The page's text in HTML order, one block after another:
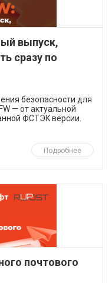
выпуск,
сразу по
безопасности для
— от актуальной
ФСТЭК версии.
Подробнее
почтового